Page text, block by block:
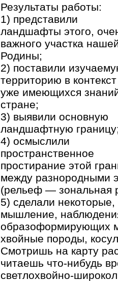
Результаты работы:
1) представили
ландшафты этого,
важного участка
Родины;
2) поставили
территорию в контекст
уже имеющихся
стране;
3) выявили основную
ландшафтную
4) осмыслили
пространственное
простирание этой
между разнородными
(рельеф — зональная
5) сделали
мышление,
образоформирующих
хвойные породы,
Смотришь на карту
читаешь что-нибудь
светлохвойно-